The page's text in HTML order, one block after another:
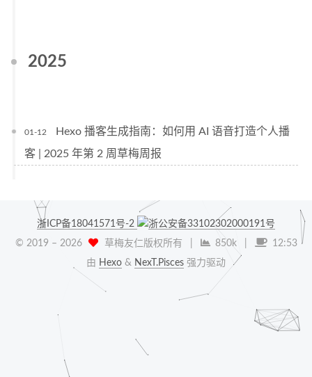
2025
01-12
Hexo 播客生成指南：如何用 AI 语音打造个人播
客 | 2025 年第 2 周草梅周报
浙ICP备18041571号-2
浙公安备33102302000191号
© 2019 – 2026 草梅友仁版权所有 850k
12:53
由 Hexo & NexT.Pisces 强力驱动